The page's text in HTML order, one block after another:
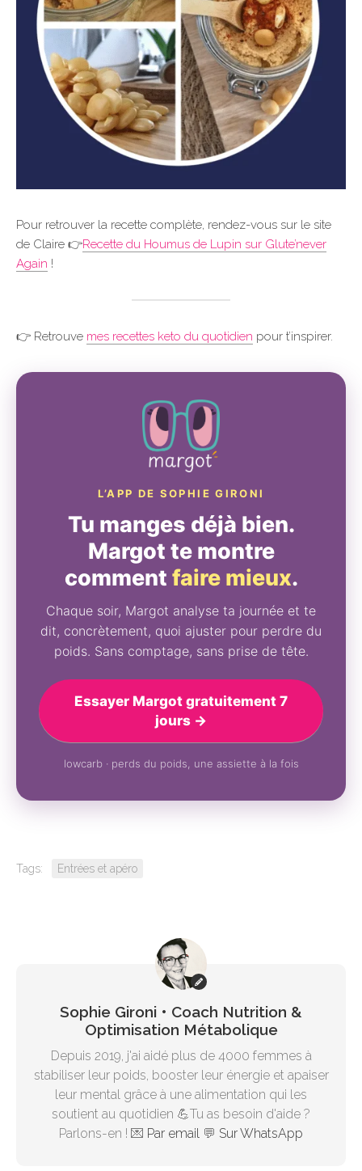
Pour retrouver la recette complète, rendez-vous sur le site
de Claire 👉Recette du Houmus de Lupin sur Glute’never
Again !
👉 Retrouve mes recettes keto du quotidien pour t’inspirer.
L’APP DE SOPHIE GIRONI
Tu manges déjà bien.
Margot te montre
comment faire mieux.
Chaque soir, Margot analyse ta journée et te
dit, concrètement, quoi ajuster pour perdre du
poids. Sans comptage, sans prise de tête.
Essayer Margot gratuitement 7
jours →
lowcarb · perds du poids, une assiette à la fois
Tags: Entrées et apéro
Sophie Gironi • Coach Nutrition &
Optimisation Métabolique
Depuis 2019, j'ai aidé plus de 4000 femmes à
stabiliser leur poids, booster leur énergie et apaiser
leur mental grâce à une alimentation qui les
soutient au quotidien 💪Tu as besoin d'aide ?
Parlons-en ! 💌 Par email 💬 Sur WhatsApp